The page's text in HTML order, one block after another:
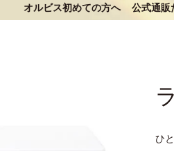
オルビス初めての方へ 公式通販
ひ